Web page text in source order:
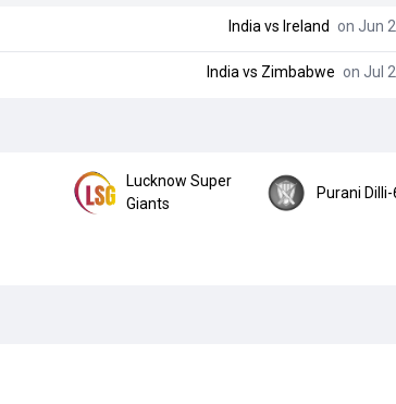
India vs Ireland on Jun
India vs Zimbabwe on Jul
Lucknow Super
Giants
Purani Dilli-